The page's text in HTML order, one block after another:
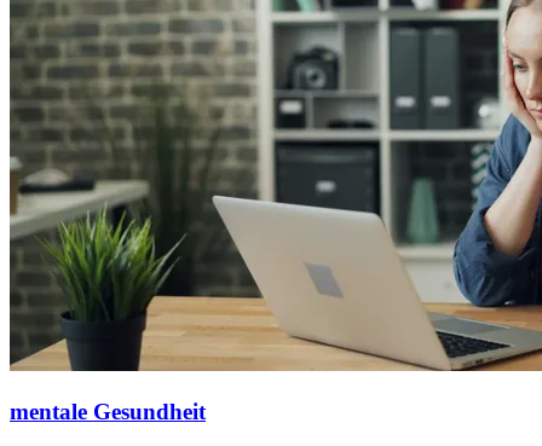
mentale Gesundheit